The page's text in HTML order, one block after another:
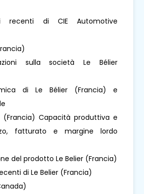
recenti di CIE Automotive
sulla società Le Bélier
di Le Bélier (Francia) e
(Francia) Capacità produttiva e
fatturato e margine lordo
del prodotto Le Belier (Francia)
di Le Belier (Francia)